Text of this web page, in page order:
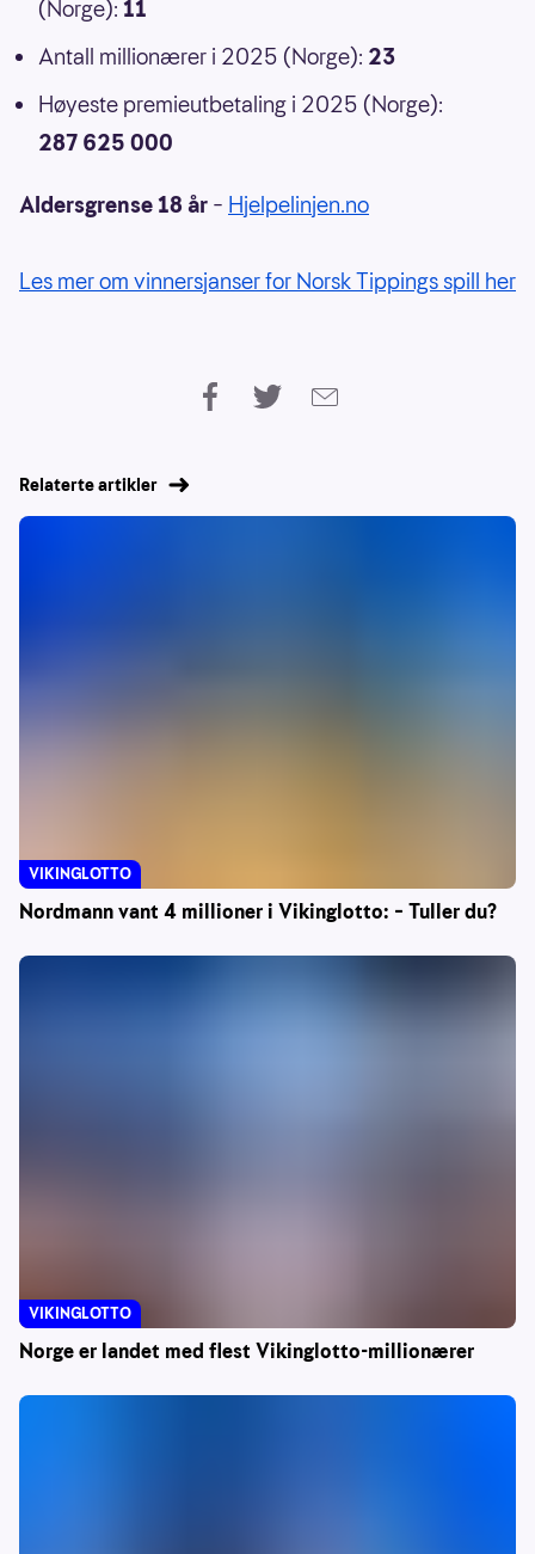
(Norge): 11
Antall millionærer i 2025 (Norge): 23
Høyeste premieutbetaling i 2025 (Norge):
287 625 000
Aldersgrense 18 år – Hjelpelinjen.no
Les mer om vinnersjanser for Norsk Tippings spill her
Relaterte artikler
Nordmann vant 4 millioner i Vikinglotto: – Tuller du?
VIKINGLOTTO
Norge er landet med flest Vikinglotto-millionærer
VIKINGLOTTO